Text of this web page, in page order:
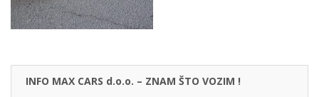
INFO MAX CARS d.o.o. – ZNAM ŠTO VOZIM !